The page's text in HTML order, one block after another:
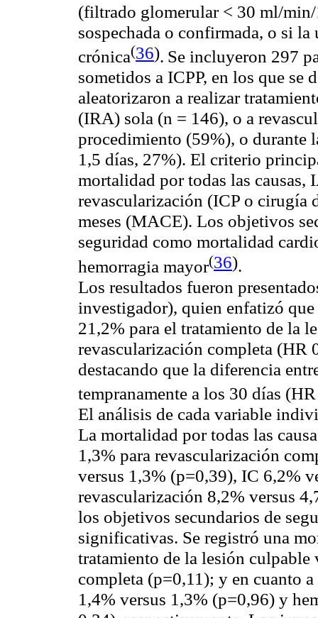
(filtrado glomerular < 30 ml/
sospechada o confirmada, o si
crónica(36). Se incluyeron 297
sometidos a ICPP, en los que se
aleatorizaron a realizar
(IRA) sola (n = 146), o a
procedimiento (59%), o durante
1,5 días, 27%). El criterio
mortalidad por todas las causas,
revascularización (ICP o cirugía
meses (MACE). Los objetivos
seguridad como mortalidad
hemorragia mayor(36).
Los resultados fueron
investigador), quien enfatizó
21,2% para el tratamiento de la
revascularización completa
destacando que la diferencia
tempranamente a los 30 días
El análisis de cada variable
La mortalidad por todas las
1,3% para revascularización
versus 1,3% (p=0,39), IC 6,2%
revascularización 8,2% versus
los objetivos secundarios de
significativas. Se registró una
tratamiento de la lesión culpable
completa (p=0,11); y en cuanto
1,4% versus 1,3% (p=0,96) y